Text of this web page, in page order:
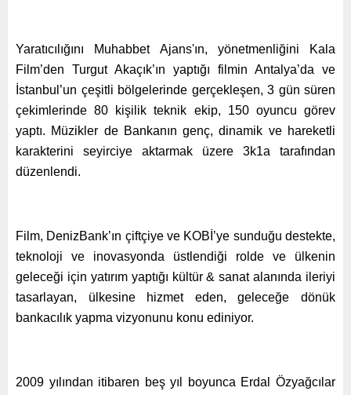
Yaratıcılığını Muhabbet Ajans'ın, yönetmenliğini Kala
Film’den Turgut Akaçık’ın yaptığı filmin Antalya’da ve
İstanbul’un çeşitli bölgelerinde gerçekleşen, 3 gün süren
çekimlerinde 80 kişilik teknik ekip, 150 oyuncu görev
yaptı. Müzikler de Bankanın genç, dinamik ve hareketli
karakterini seyirciye aktarmak üzere 3k1a tarafından
düzenlendi.
Film, DenizBank’ın çiftçiye ve KOBİ’ye sunduğu destekte,
teknoloji ve inovasyonda üstlendiği rolde ve ülkenin
geleceği için yatırım yaptığı kültür & sanat alanında ileriyi
tasarlayan, ülkesine hizmet eden, geleceğe dönük
bankacılık yapma vizyonunu konu ediniyor.
2009 yılından itibaren beş yıl boyunca Erdal Özyağcılar